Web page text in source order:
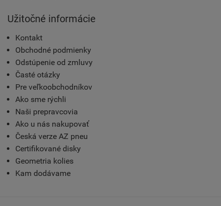
Užitočné informácie
Kontakt
Obchodné podmienky
Odstúpenie od zmluvy
Časté otázky
Pre veľkoobchodníkov
Ako sme rýchli
Naši prepravcovia
Ako u nás nakupovať
Česká verze AZ pneu
Certifikované disky
Geometria kolies
Kam dodávame